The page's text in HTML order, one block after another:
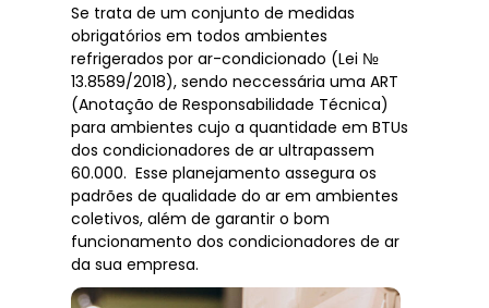
Se trata de um conjunto de medidas
obrigatórios em todos ambientes
refrigerados por ar-condicionado (Lei №
13.8589/2018), sendo neccessária uma ART
(Anotação de Responsabilidade Técnica)
para ambientes cujo a quantidade em BTUs
dos condicionadores de ar ultrapassem
60.000. Esse planejamento assegura os
padrões de qualidade do ar em ambientes
coletivos, além de garantir o bom
funcionamento dos condicionadores de ar
da sua empresa.